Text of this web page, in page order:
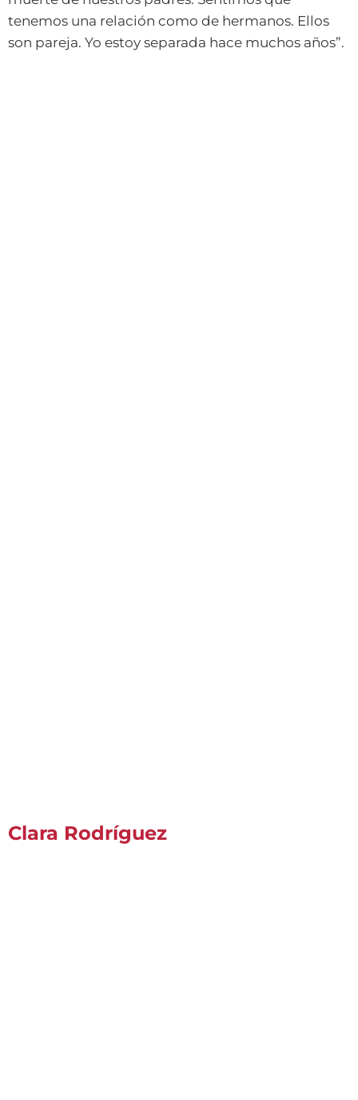
tenemos una relación como de hermanos. Ellos
son pareja. Yo estoy separada hace muchos años”.
Clara Rodríguez